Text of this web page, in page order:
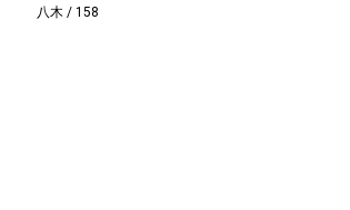
八木 / 158